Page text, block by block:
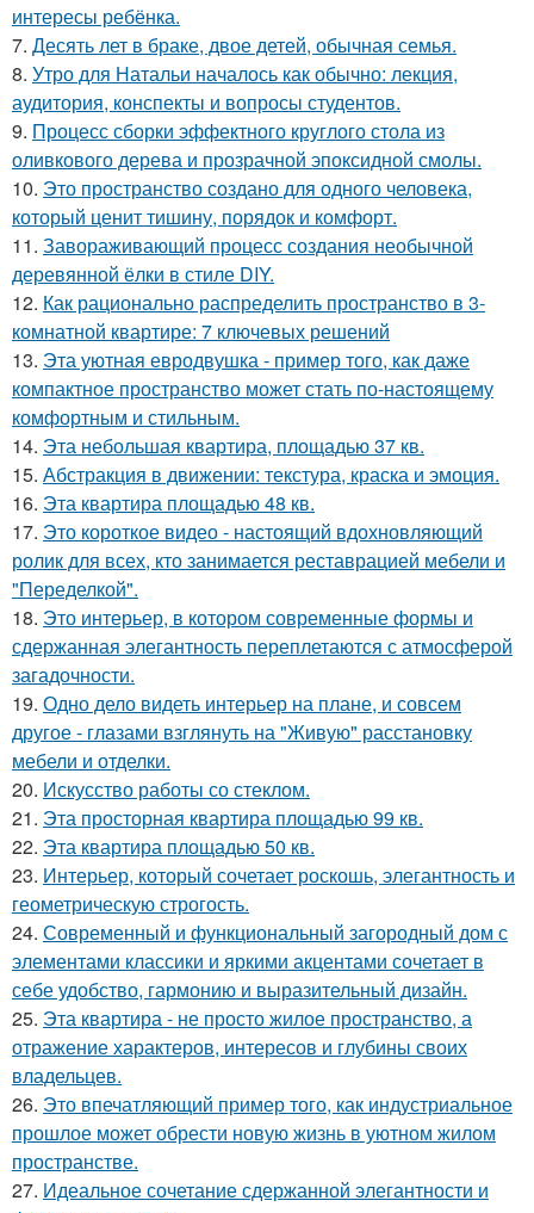
интересы ребёнка.
7. Десять лет в браке, двое детей, обычная семья.
8. Утро для Натальи началось как обычно: лекция,
аудитория, конспекты и вопросы студентов.
9. Процесс сборки эффектного круглого стола из
оливкового дерева и прозрачной эпоксидной смолы.
10. Это пространство создано для одного человека,
который ценит тишину, порядок и комфорт.
11. Завораживающий процесс создания необычной
деревянной ёлки в стиле DIY.
12. Как рационально распределить пространство в 3-
комнатной квартире: 7 ключевых решений
13. Эта уютная евродвушка - пример того, как даже
компактное пространство может стать по-настоящему
комфортным и стильным.
14. Эта небольшая квартира, площадью 37 кв.
15. Абстракция в движении: текстура, краска и эмоция.
16. Эта квартира площадью 48 кв.
17. Это короткое видео - настоящий вдохновляющий
ролик для всех, кто занимается реставрацией мебели и
"Переделкой".
18. Это интерьер, в котором современные формы и
сдержанная элегантность переплетаются с атмосферой
загадочности.
19. Одно дело видеть интерьер на плане, и совсем
другое - глазами взглянуть на "Живую" расстановку
мебели и отделки.
20. Искусство работы со стеклом.
21. Эта просторная квартира площадью 99 кв.
22. Эта квартира площадью 50 кв.
23. Интерьер, который сочетает роскошь, элегантность и
геометрическую строгость.
24. Современный и функциональный загородный дом с
элементами классики и яркими акцентами сочетает в
себе удобство, гармонию и выразительный дизайн.
25. Эта квартира - не просто жилое пространство, а
отражение характеров, интересов и глубины своих
владельцев.
26. Это впечатляющий пример того, как индустриальное
прошлое может обрести новую жизнь в уютном жилом
пространстве.
27. Идеальное сочетание сдержанной элегантности и